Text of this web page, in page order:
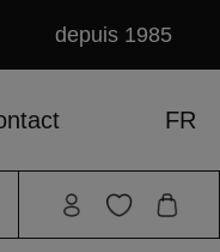
depuis 1985
FR